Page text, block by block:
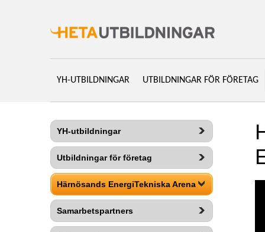
YH-UTBILDNINGAR UTBILDNINGAR FÖR FÖRETAG
YH-utbildningar
Utbildningar för företag
Härnösands EnergiTekniska Arena
Samarbetspartners